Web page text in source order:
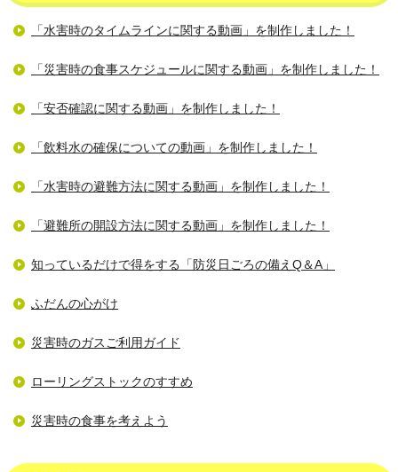
「水害時のタイムラインに関する動画」を制作しました！
「災害時の食事スケジュールに関する動画」を制作しました！
「安否確認に関する動画」を制作しました！
「飲料水の確保についての動画」を制作しました！
「水害時の避難方法に関する動画」を制作しました！
「避難所の開設方法に関する動画」を制作しました！
知っているだけで得をする「防災日ごろの備えQ＆A」
ふだんの心がけ
災害時のガスご利用ガイド
ローリングストックのすすめ
災害時の食事を考えよう